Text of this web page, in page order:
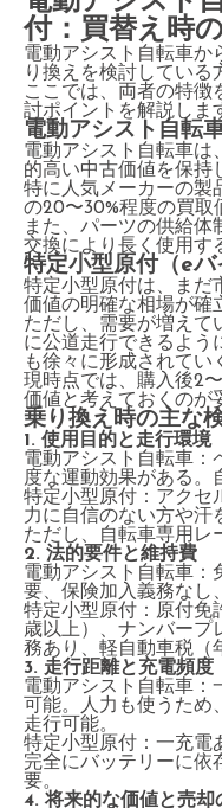
付：買替え時
電動アシスト自転車か
り換えを検討している
ここでは、両者の特徴
討ポイントを解説しま
電動アシスト自転
電動アシスト自転車は
的高い中古価値を保持
特に人気メーカーの製
の20〜30%程度の買取
また、パーツの供給体
交換により長く使用す
特定小型原付（e
特定小型原付は、まだ
価値の明確な相場が確
ただし、需要が増えて
に公道走行できるよう
も徐々に形成されてい
現時点では、購入後2
価値と考えておくのが
乗り換え時の主な
1. 使用目的と走行環境
電動アシスト自転車：
度な運動効果がある。
特定小型原付：アクセ
力に自信のない方や汗
ただし、自転車専用レ
2. 法的要件と維持費
電動アシスト自転車：
要、保険加入義務なし
特定小型原付：原付免
歳以上）、ナンバープ
務あり、軽自動車税（
3. 走行距離と充電頻度
電動アシスト自転車：
可能。人力も使うため
走行可能。
特定小型原付：一充電
完全にバッテリーに依
要。
4. 将来的な価値と売却